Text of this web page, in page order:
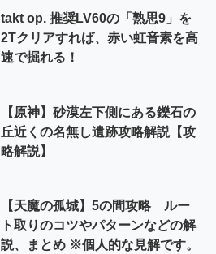
takt op. 推奨LV60の「熟思9」を
2Tクリアすれば、赤い虹音素を高
速で掘れる！
【原神】砂漠左下側にある鑠石の
丘近くの名無し遺跡攻略解説【攻
略解説】
【天魔の孤城】5の間攻略 ルー
ト取りのコツやパターンなどの解
説、まとめ ※個人的な見解です。